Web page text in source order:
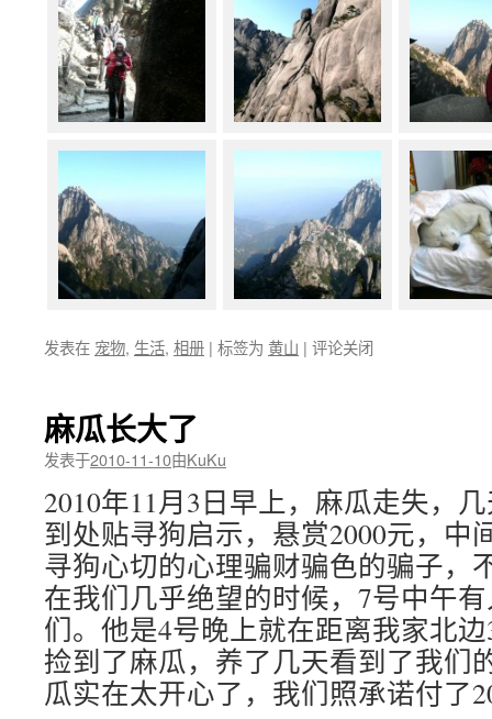
发表在 宠物, 生活, 相册 | 标签为 黄山 | 评论关闭
麻瓜长大了
发表于2010-11-10由KuKu
2010年11月3日早上，麻瓜走失，
到处贴寻狗启示，悬赏2000元，中
寻狗心切的心理骗财骗色的骗子，
在我们几乎绝望的时候，7号中午
们。他是4号晚上就在距离我家北
捡到了麻瓜，养了几天看到了我们
瓜实在太开心了，我们照承诺付了